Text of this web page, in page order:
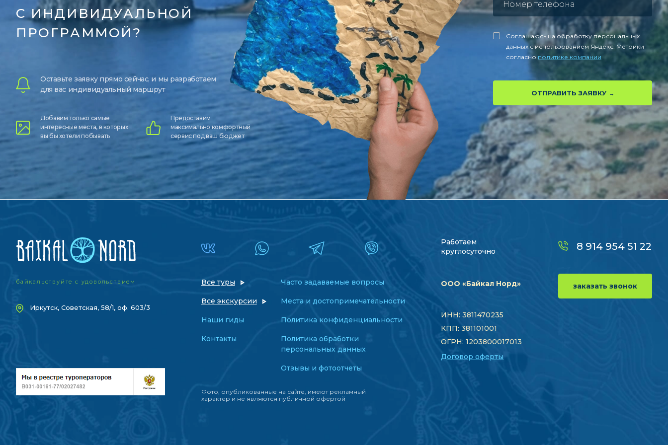
С ИНДИВИДУАЛЬНОЙ
ПРОГРАММОЙ?
Оставьте заявку прямо сейчас, и мы разработаем
для вас индивидуальный маршрут
Добавим только самые
интересные места, в которых
вы бы хотели побывать
Предоставим
максимально комфортный
сервис под ваш бюджет
Соглашаюсь на обработку персональных
данных с использованием Яндекс. Метрики
согласно политике компании
ОТПРАВИТЬ ЗАЯВКУ
байкальствуйте с удовольствием
Иркутск, Советская, 58/1, оф. 603/3
Все туры
Все экскурсии
Наши гиды
Контакты
Часто задаваемые вопросы
Места и достопримечательности
Политика конфиденциальности
Политика обработки
персональных данных
Отзывы и фотоотчеты
Фото, опубликованные на сайте, имеют рекламный
характер и не являются публичной офертой
Работаем
круглосуточно
ООО «Байкал Норд»
ИНН: 3811470235
КПП: 381101001
ОГРН: 1203800017013
Договор оферты
8 914 954 51 22
заказать звонок